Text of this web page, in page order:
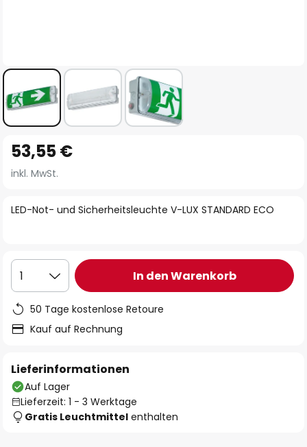
Anfang
der
springen
LED-Not- und Sicherheitsleuchte V-LUX STANDARD ECO
53,55 €
inkl. MwSt.
1 In den Warenkorb
50 Tage kostenlose Retoure
Kauf auf Rechnung
Lieferinformationen
Auf Lager
Lieferzeit: 1 - 3 Werktage
Gratis Leuchtmittel enthalten